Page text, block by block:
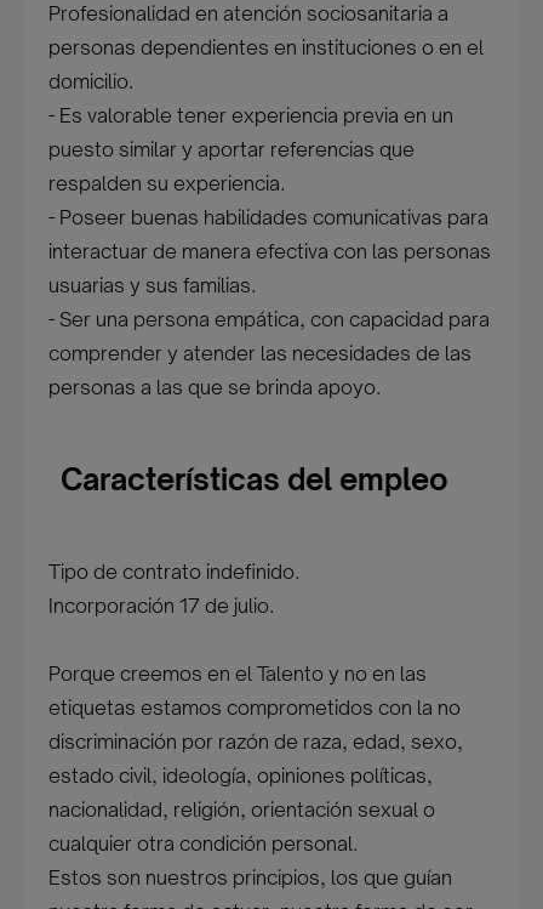
Profesionalidad en atención sociosanitaria a
personas dependientes en instituciones o en el
domicilio.
- Es valorable tener experiencia previa en un
puesto similar y aportar referencias que
respalden su experiencia.
- Poseer buenas habilidades comunicativas para
interactuar de manera efectiva con las personas
usuarias y sus familias.
- Ser una persona empática, con capacidad para
comprender y atender las necesidades de las
personas a las que se brinda apoyo.
Características del empleo
Tipo de contrato indefinido.
Incorporación 17 de julio.
Porque creemos en el Talento y no en las
etiquetas estamos comprometidos con la no
discriminación por razón de raza, edad, sexo,
estado civil, ideología, opiniones políticas,
nacionalidad, religión, orientación sexual o
cualquier otra condición personal.
Estos son nuestros principios, los que guían